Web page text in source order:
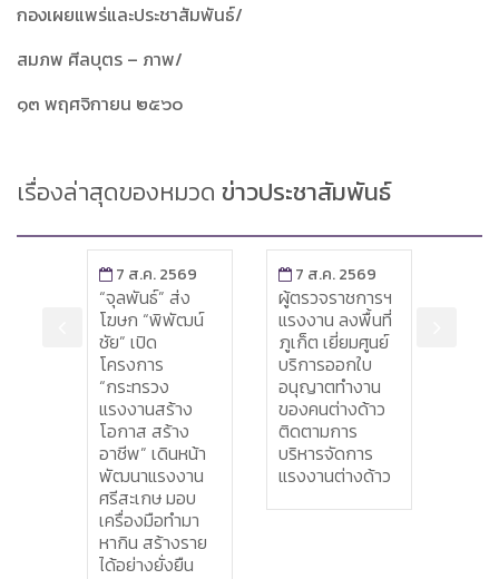
กองเผยแพร่และประชาสัมพันธ์/
สมภพ ศีลบุตร – ภาพ/
๑๓ พฤศจิกายน ๒๕๖๐
เรื่องล่าสุดของหมวด ข่าวประชาสัมพันธ์
7 ส.ค. 2569
“จุลพันธ์” ส่ง
โฆษก “พิพัฒน์
ชัย” เปิด
โครงการ
“กระทรวง
แรงงานสร้าง
โอกาส สร้าง
อาชีพ” เดินหน้า
พัฒนาแรงงาน
ศรีสะเกษ มอบ
เครื่องมือทำมา
หากิน สร้างราย
ได้อย่างยั่งยืน
7 ส.ค. 2569
ผู้ตรวจราชการฯ
แรงงาน ลงพื้นที่
ภูเก็ต เยี่ยมศูนย์
บริการออกใบ
อนุญาตทำงาน
ของคนต่างด้าว
ติดตามการ
บริหารจัดการ
แรงงานต่างด้าว